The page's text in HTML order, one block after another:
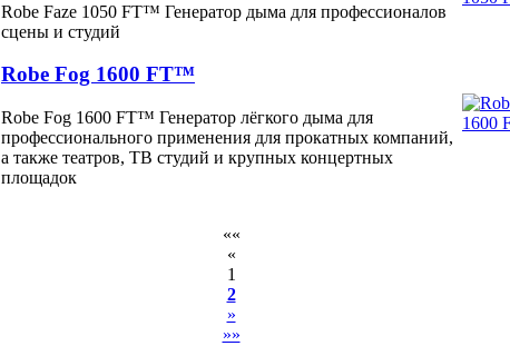
Robe Faze 1050 FT™ Генератор дыма для профессионалов
сцены и студий
Robe Fog 1600 FT™
Robe Fog 1600 FT™ Генератор лёгкого дыма для
профессионального применения для прокатных компаний,
а также театров, ТВ студий и крупных концертных
площадок
««
«
1
2
»
»»